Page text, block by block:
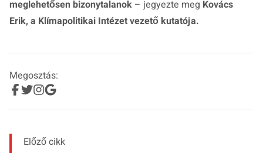
meglehetősen bizonytalanok – jegyezte meg Kovács
Erik, a Klímapolitikai Intézet vezető kutatója.
Megosztás:
Előző cikk